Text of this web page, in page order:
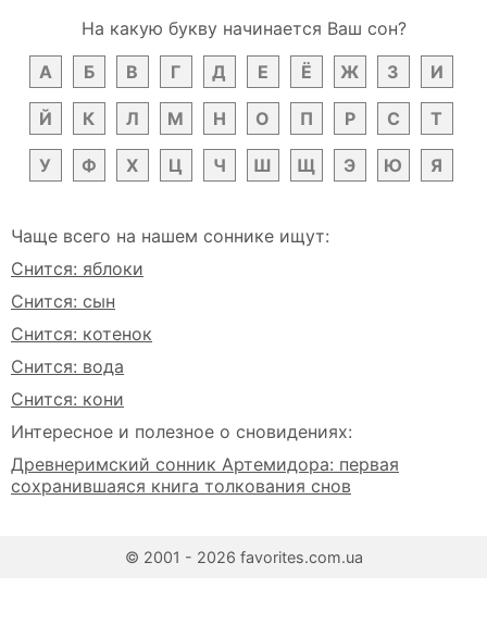
На какую букву начинается Ваш сон?
А
Б В Г Д Е Ё Ж З И
Й К Л М Н О П Р С Т
У Ф Х Ц Ч Ш Щ Э Ю Я
Чаще всего на нашем соннике ищут:
Снится: яблоки
Снится: сын
Снится: котенок
Снится: вода
Снится: кони
Интересное и полезное о сновидениях:
Древнеримский сонник Артемидора: первая
сохранившаяся книга толкования снов
© 2001 - 2026 favorites.com.ua